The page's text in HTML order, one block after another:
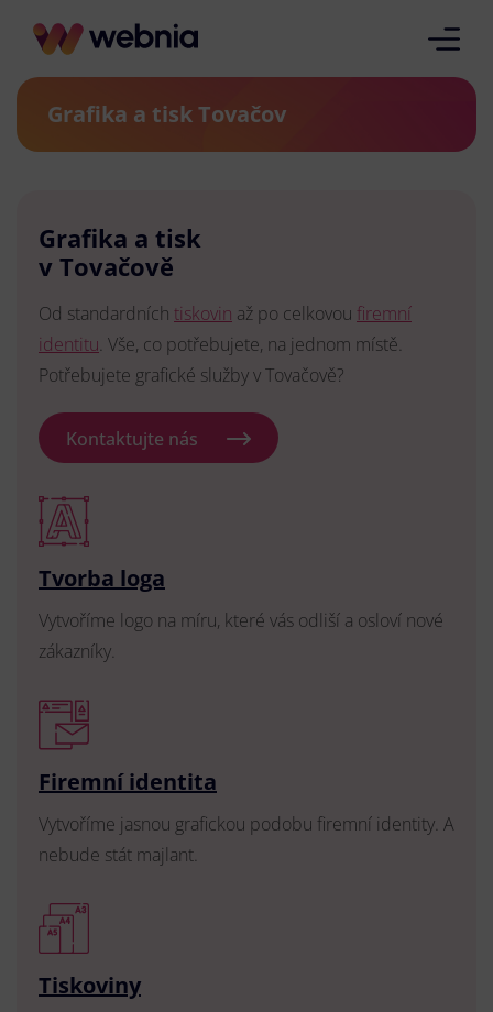
Grafika a tisk Tovačov
Grafika a tisk
v Tovačově
Od standardních tiskovin až po celkovou firemní
identitu. Vše, co potřebujete, na jednom místě.
Potřebujete grafické služby v Tovačově?
Kontaktujte nás
Tvorba loga
Vytvoříme logo na míru, které vás odliší a osloví nové
zákazníky.
Firemní identita
Vytvoříme jasnou grafickou podobu firemní identity. A
nebude stát majlant.
Tiskoviny